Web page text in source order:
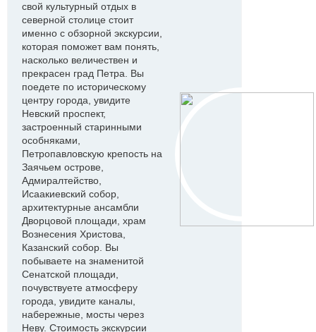
свой культурный отдых в
северной столице стоит
именно с обзорной экскурсии,
которая поможет вам понять,
насколько величествен и
прекрасен град Петра. Вы
поедете по историческому
центру города, увидите
Невский проспект,
застроенный старинными
особняками,
Петропавловскую крепость на
Заячьем острове,
Адмиралтейство,
Исаакиевский собор,
архитектурные ансамбли
Дворцовой площади, храм
Вознесения Христова,
Казанский собор. Вы
побываете на знаменитой
Сенатской площади,
почувствуете атмосферу
города, увидите каналы,
набережные, мосты через
Неву. Стоимость экскурсии